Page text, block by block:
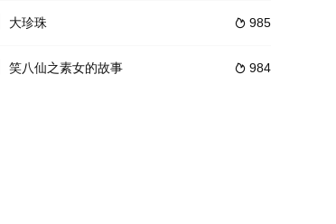
续剧《北京地铁
，百姓敢怒不敢言。原来金陵王曹鸿（唐国强饰）
 985
大珍珠
 984
笑八仙之素女的故事